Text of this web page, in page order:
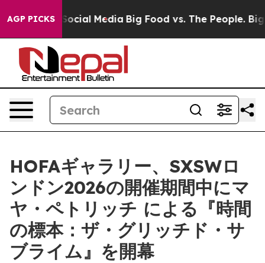
AGP PICKS
on Social Media Big Food vs. The People. Big
HOFAギャラリー、SXSWロ
ンドン2026の開催期間中にマ
ヤ・ペトリッチ による『時間
の標本：ザ・グリッチド・サ
ブライム』を開幕